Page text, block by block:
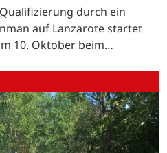
durch ein
auf Lanzarote startet
10. Oktober beim…